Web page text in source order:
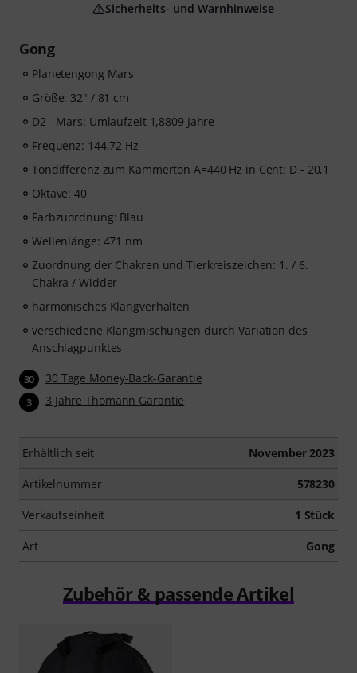
Gong
Planetengong Mars
Größe: 32" / 81 cm
D2 - Mars: Umlaufzeit 1,8809 Jahre
Frequenz: 144,72 Hz
Tondifferenz zum Kammerton A=440 Hz in Cent: D - 20,1
Oktave: 40
Farbzuordnung: Blau
Wellenlänge: 471 nm
Zuordnung der Chakren und Tierkreiszeichen: 1. / 6.
Chakra / Widder
harmonisches Klangverhalten
verschiedene Klangmischungen durch Variation des
Anschlagpunktes
30 30 Tage Money-Back-Garantie
3 3 Jahre Thomann Garantie
Erhältlich seit November 2023
Artikelnummer 578230
Verkaufseinheit 1 Stück
Art Gong
Sicherheits- und Warnhinweise
Zubehör & passende Artikel